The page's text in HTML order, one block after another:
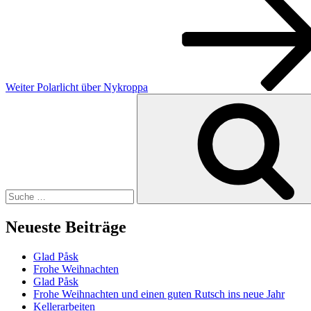
Weiter Polarlicht über Nykroppa
Neueste Beiträge
Glad Påsk
Frohe Weihnachten
Glad Påsk
Frohe Weihnachten und einen guten Rutsch ins neue Jahr
Kellerarbeiten